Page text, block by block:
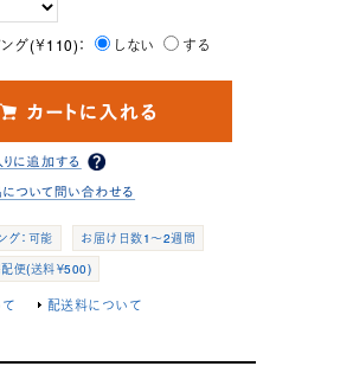
グ(￥110)：
しない する
グ：可能
お届け日数1～2週間
便(送料￥500)
配送料について